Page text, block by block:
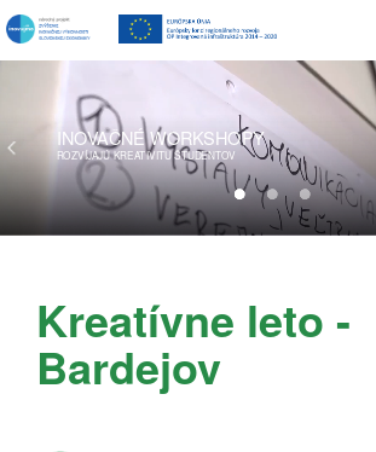
INOVAČNÉWORKSHOPY
ROZVÍJAJÚ KREATIVITU ŠTUDENTOV
Kreatívne leto -
Bardejov